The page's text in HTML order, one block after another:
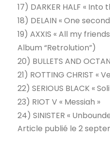
17) DARKER HALF « Into
18) DELAIN « One
19) AXXIS « All my
Album “Retrolution”)
20) BULLETS AND
21) ROTTING CHRIST «
22) SERIOUS BLACK «
23) RIOT V « Messiah »
24) SINISTER «
Article publié le 2